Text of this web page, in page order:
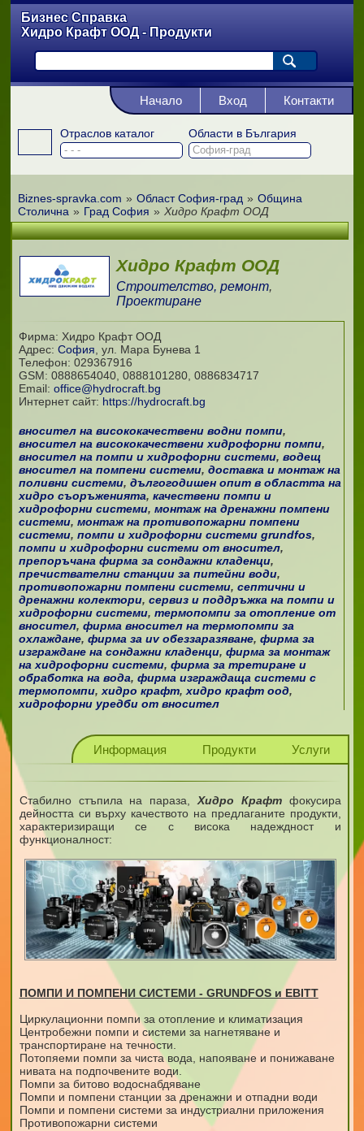
Бизнес Справка
Хидро Крафт ООД - Продукти
Отраслов каталог Области в България
Начало Вход Контакти
Biznes-spravka.com » Област София-град » Община
Столична » Град София » Хидро Крафт ООД
Хидро Крафт ООД
Строителство, ремонт,
Проектиране
Фирма: Хидро Крафт ООД
Адрес: София ул. Мара Бунева 1
Телефон: 029367916
GSM: 0888654040, 0888101280, 0886834717
Email: office@hydrocraft.bg
Интернет сайт: https://hydrocraft.bg
вносител на висококачествени водни помпи,
вносител на висококачествени хидрофорни помпи,
вносител на помпи и хидрофорни системи, водещ
вносител на помпени системи, доставка и монтаж на
поливни системи, дългогодишен опит в областта на
хидро съоръженията, качествени помпи и
хидрофорни системи, монтаж на дренажни помпени
системи, монтаж на противопожарни помпени
системи, помпи и хидрофорни системи grundfos,
помпи и хидрофорни системи от вносител,
препоръчана фирма за сондажни кладенци,
пречиствателни станции за питейни води,
противопожарни помпени системи, септични и
дренажни колектори, сервиз и поддръжка на помпи и
хидрофорни системи, термопомпи за отопление от
вносител, фирма вносител на термопомпи за
охлаждане, фирма за uv обеззаразяване, фирма за
изграждане на сондажни кладенци, фирма за монтаж
на хидрофорни системи, фирма за третиране и
обработка на вода, фирма изграждаща системи с
термопомпи, хидро крафт, хидро крафт оод,
хидрофорни уредби от вносител
Информация Продукти Услуги
Стабилно стъпила на параза,Хидро Крафтфокусира
дейността си върху качеството на предлаганите продукти,
характеризиращи се с висока надеждност и
функционалност:
ПОМПИ И ПОМПЕНИ СИСТЕМИ - GRUNDFOS и EBITT
Циркулационни помпи за отопление и климатизация
Центробежни помпи и системи за нагнетяване и
транспортиране на течности.
Потопяеми помпи за чиста вода, напояване и понижаване
нивата на подпочвените води.
Помпи за битово водоснабдяване
Помпи и помпени станции за дренажни и отпадни води
Помпи и помпени системи за индустриални приложения
Противопожарни системи